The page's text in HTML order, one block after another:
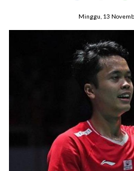
Minggu, 13